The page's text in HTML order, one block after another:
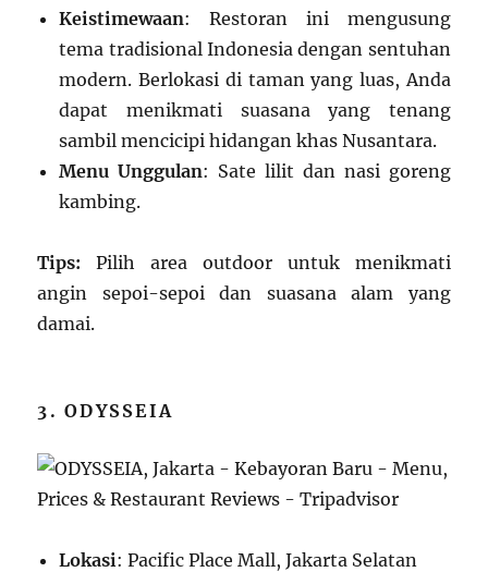
Keistimewaan: Restoran ini mengusung
tema tradisional Indonesia dengan sentuhan
modern. Berlokasi di taman yang luas, Anda
dapat menikmati suasana yang tenang
sambil mencicipi hidangan khas Nusantara.
Menu Unggulan: Sate lilit dan nasi goreng
kambing.
Tips: Pilih area outdoor untuk menikmati
angin sepoi-sepoi dan suasana alam yang
damai.
3. ODYSSEIA
Lokasi: Pacific Place Mall, Jakarta Selatan